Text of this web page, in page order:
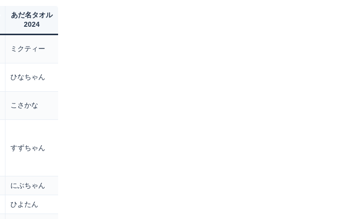
あだ名タオル
2024
ミクティー
ひなちゃん
こさかな
すずちゃん
にぶちゃん
ひよたん